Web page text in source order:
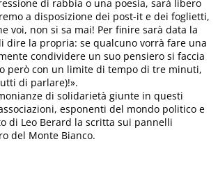
di rabbia o una poesia, sarà libero
a disposizione dei post-it e dei foglietti,
voi, non si sa mai! Per finire sarà data la
dire la propria: se qualcuno vorrà fare una
condividere un suo pensiero si faccia
però con un limite di tempo di tre minuti,
di parlare)!».
di solidarietà giunte in questi
esponenti del mondo politico e
di Leo Berard la scritta sui pannelli
del Monte Bianco.